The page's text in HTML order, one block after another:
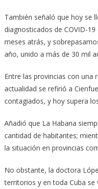
También señaló que hoy se
diagnosticados de COVID-
meses atrás, y
año, unido a más de 30 mil
Entre las provincias con una
actualidad se refirió a
contagiados, y hoy supera
Añadió que La Habana
cantidad de habitantes;
la situación en provincias
No obstante, la doctora
territorios y en toda Cuba